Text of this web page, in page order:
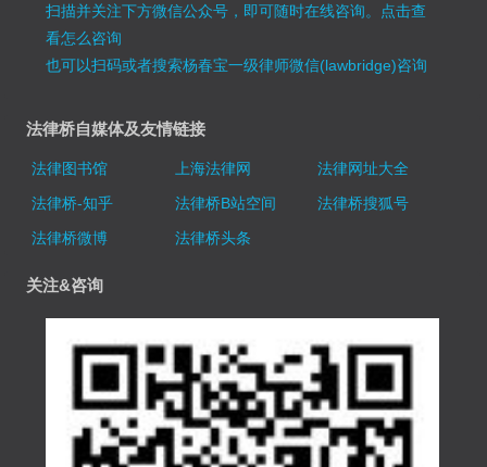
扫描并关注下方微信公众号，即可随时在线咨询。 点击查
看怎么咨询
也可以扫码或者搜索杨春宝一级律师微信(lawbridge)咨询
法律桥自媒体及友情链接
法律图书馆 上海法律网
法律网址大全
法律桥-知乎
法律桥B站空间
法律桥搜狐号
法律桥微博
法律桥头条
关注&咨询